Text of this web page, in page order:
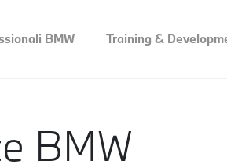
BMW Training &
BMW